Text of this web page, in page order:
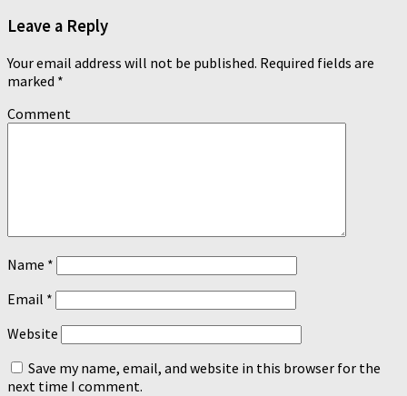
Leave a Reply
Your email address will not be published. Required fields are
marked *
Comment
Name *
Email *
Website
Save my name, email, and website in this browser for the
next time I comment.